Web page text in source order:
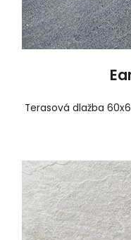
Terasová dlažba